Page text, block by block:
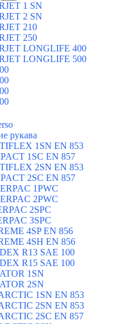
1 SN
2 SN
210
250
LONGLIFE 400
LONGLIFE 500
рукава
1SN EN 853
1SC EN 857
2SN EN 853
2SC EN 857
1PWC
2PWC
2SPC
3SPC
4SP EN 856
4SH EN 856
R13 SAE 100
R15 SAE 100
1SN
2SN
1SN EN 853
2SN EN 853
2SC EN 857